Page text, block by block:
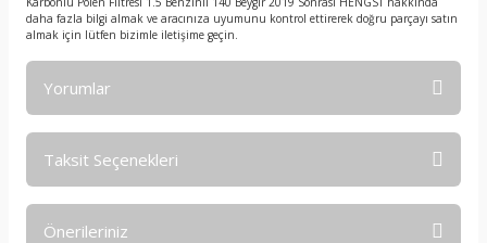
daha fazla bilgi almak ve aracınıza uyumunu kontrol ettirerek doğru parçayı satın
almak için lütfen bizimle iletişime geçin.
Yorumlar
Taksit Seçenekleri
Önerileriniz